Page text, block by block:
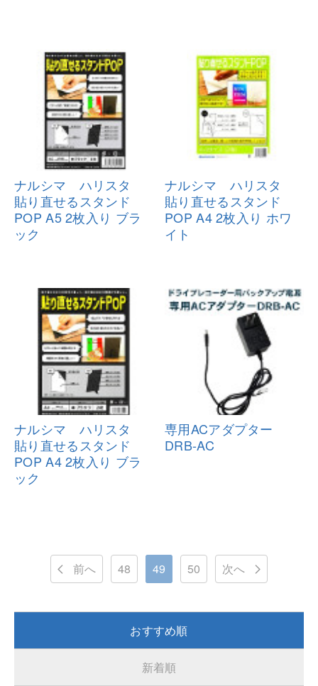
ナルシマ ハリスタ
貼り直せるスタンド
POP A5 2枚入り ブラ
ック
ナルシマ ハリスタ
貼り直せるスタンド
POP A4 2枚入り ホワ
イト
ナルシマ ハリスタ
貼り直せるスタンド
POP A4 2枚入り ブラ
ック
専用ACアダプター
DRB-AC
前へ 48 49 50 次へ
おすすめ順
新着順